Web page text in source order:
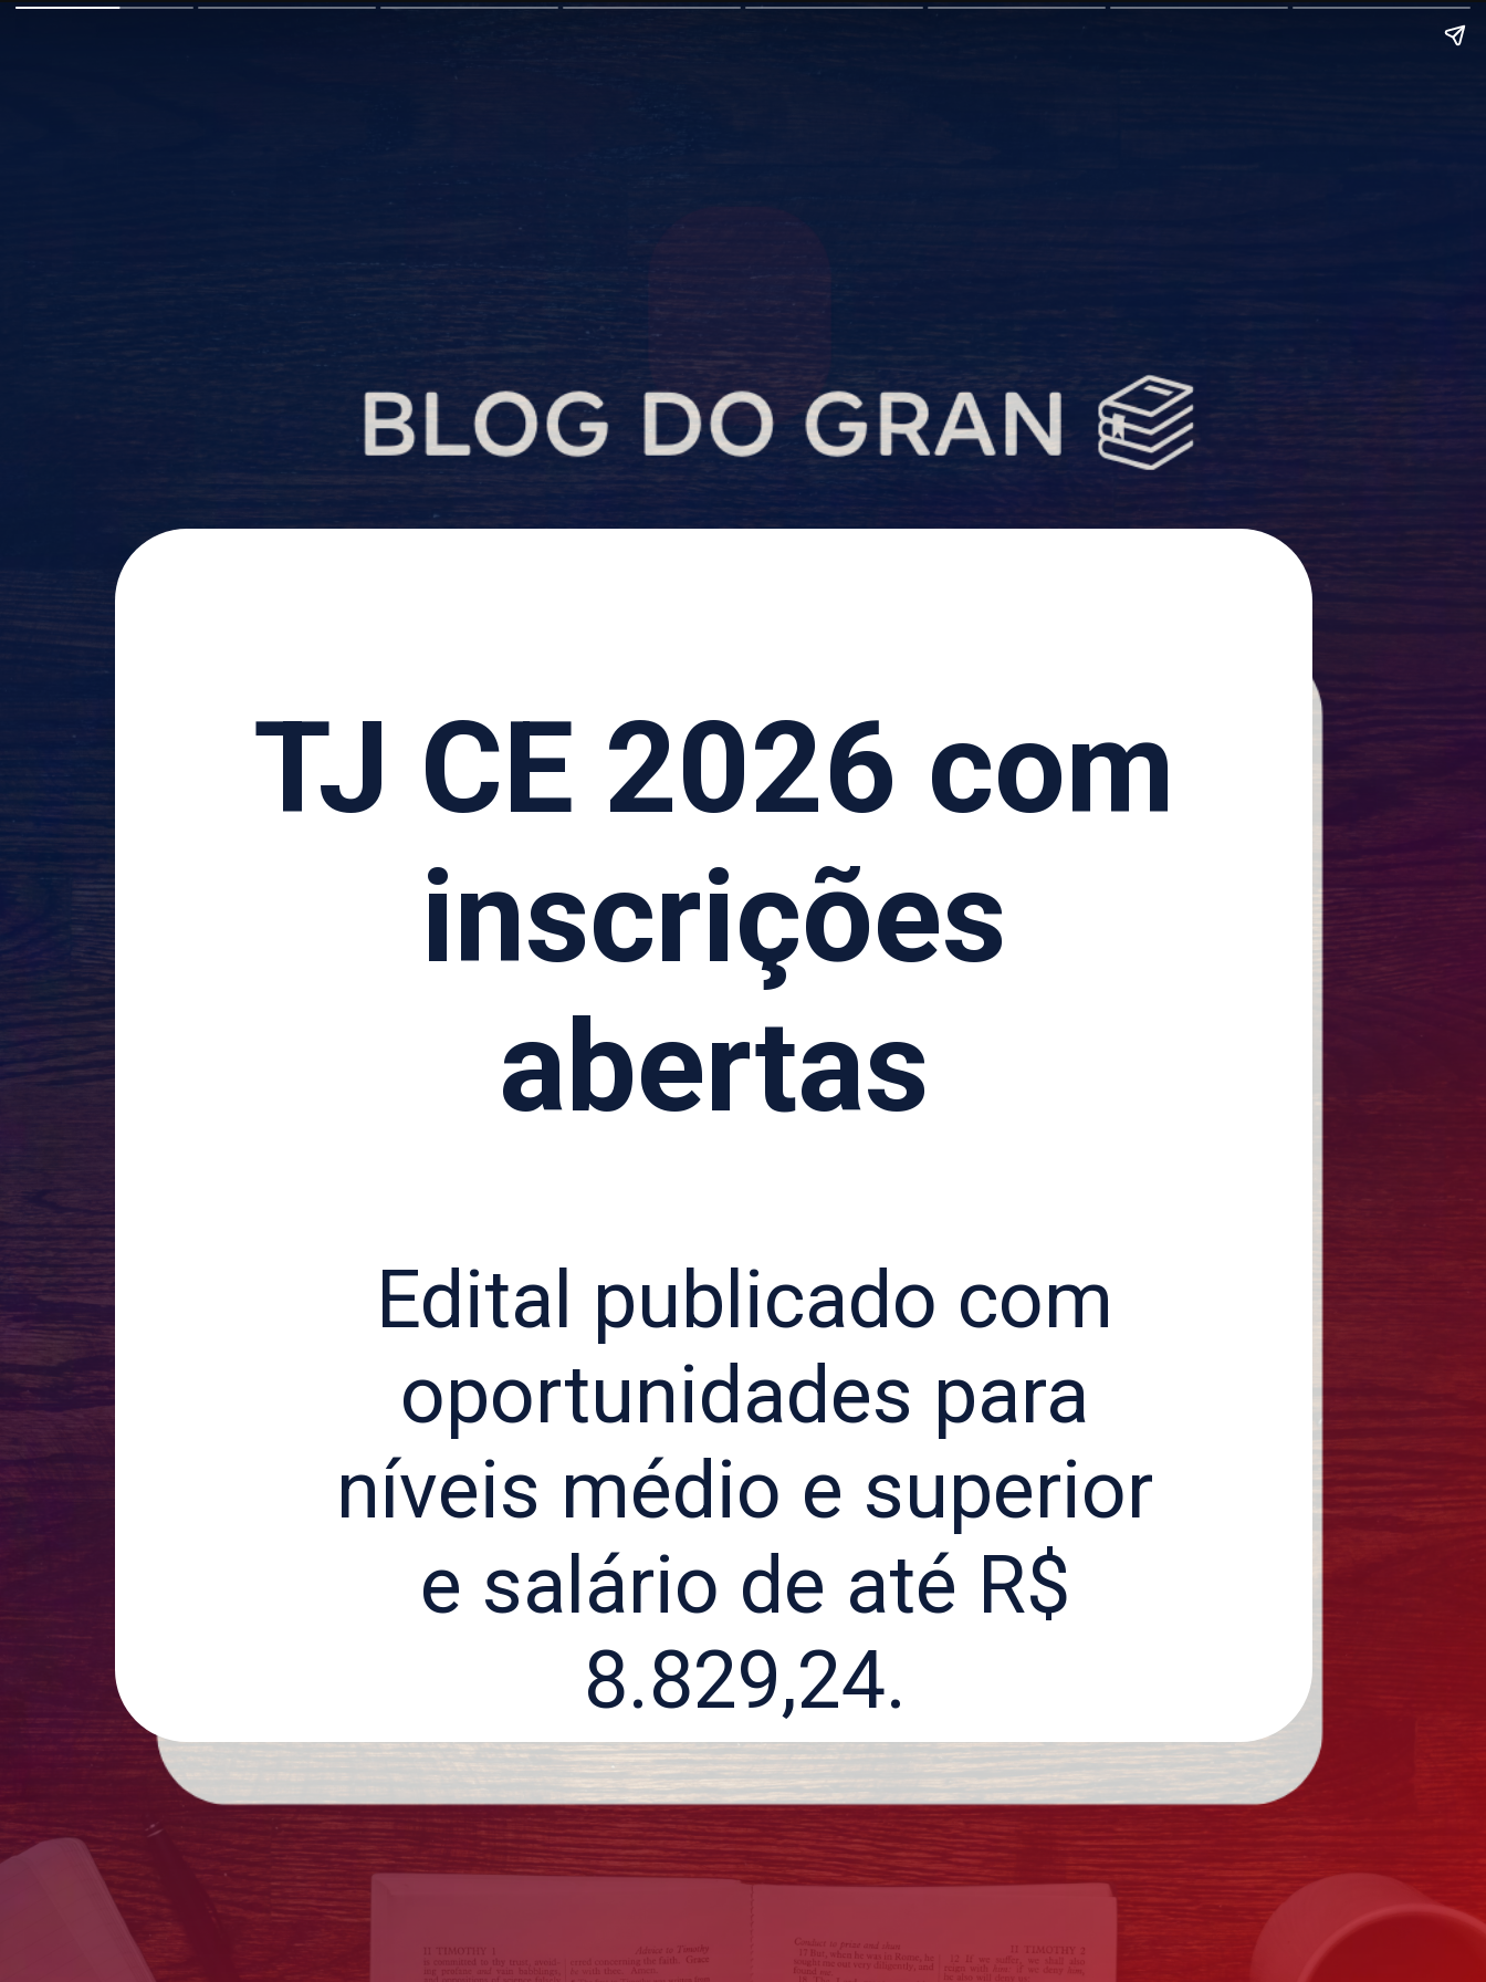
TJ CE 2026 com
inscrições
abertas
Edital publicado com
oportunidades para
níveis médio e superior
e salário de até R$
8.829,24.